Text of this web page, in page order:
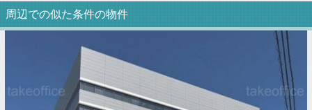
周辺での似た条件の物件